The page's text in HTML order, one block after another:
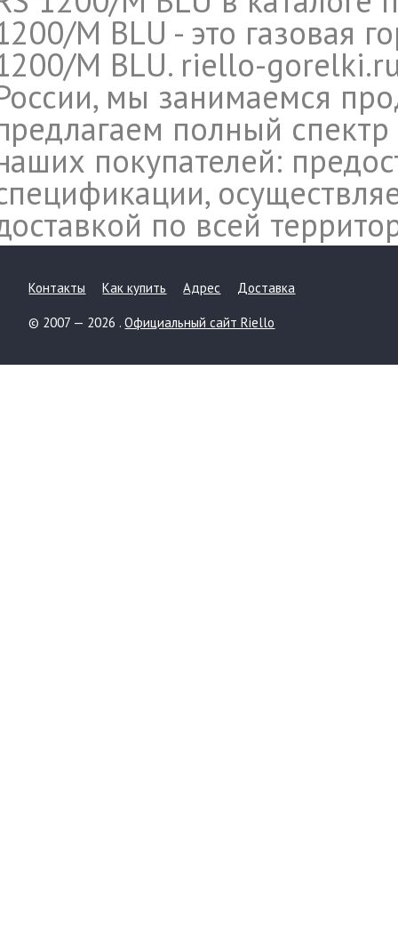
M BLU - это газовая
M BLU. riello-
мы занимаемся
полный
покупателей:
по всей
Контакты Как купить Адрес Доставка
© 2007 — 2026 .Официальный сайт Riello